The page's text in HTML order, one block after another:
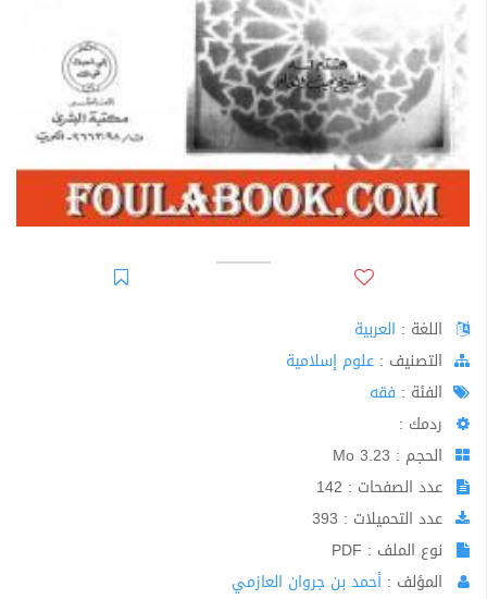
اللغة : العربية
اﻟﺘﺼﻨﻴﻒ : علوم إسلامية
الفئة : فقه
ردمك :
الحجم : 3.23 Mo
عدد الصفحات : 142
عدد التحميلات : 393
نوع الملف : PDF
المؤلف : أحمد بن جروان العازمي